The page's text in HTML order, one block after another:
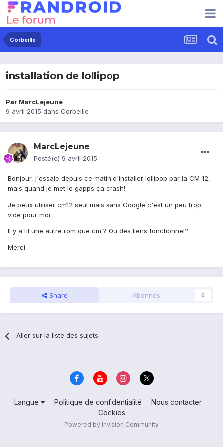
Corbeille
installation de lollipop
Par MarcLejeune
9 avril 2015 dans Corbeille
MarcLejeune
Posté(e) 9 avril 2015
Bonjour, j'essaie depuis ce matin d'installer lollipop par la CM 12,
mais quand je met le gapps ça crash!
Je peux utiliser cm12 seul mais sans Google c'est un peu trop
vide pour moi.
Il y a til une autre rom que cm ? Ou des liens fonctionnel?
Merci
Share Abonnés 0
Aller sur la liste des sujets
Langue Politique de confidentialité
Nous contacter
Cookies
Powered by Invision Community